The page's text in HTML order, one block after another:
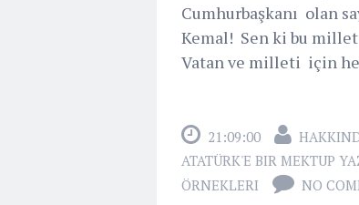
Cumhurbaşkanı olan
Kemal! Sen ki bu
Vatan ve milleti için
21:09:00
ATATÜRK'E BIR MEKTUP
ÖRNEKLERI
NO